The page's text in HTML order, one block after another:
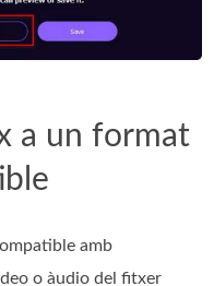
a un format
amb
o àudio del fitxer